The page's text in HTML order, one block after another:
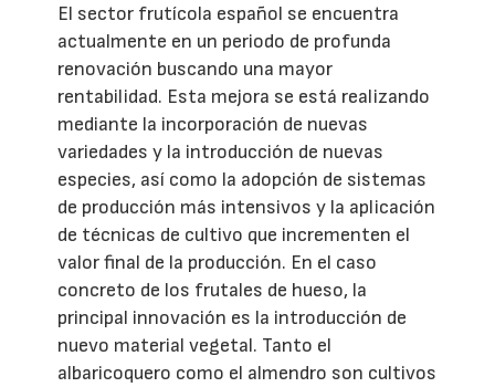
El sector frutícola español se encuentra
actualmente en un periodo de profunda
renovación buscando una mayor
rentabilidad. Esta mejora se está realizando
mediante la incorporación de nuevas
variedades y la introducción de nuevas
especies, así como la adopción de sistemas
de producción más intensivos y la aplicación
de técnicas de cultivo que incrementen el
valor final de la producción. En el caso
concreto de los frutales de hueso, la
principal innovación es la introducción de
nuevo material vegetal. Tanto el
albaricoquero como el almendro son cultivos